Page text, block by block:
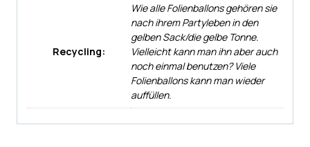
Recycling:
Wie alle Folienballons gehören sie
nach ihrem Partyleben in den
gelben Sack/die gelbe Tonne.
Vielleicht kann man ihn aber auch
noch einmal benutzen? Viele
Folienballons kann man wieder
auffüllen.